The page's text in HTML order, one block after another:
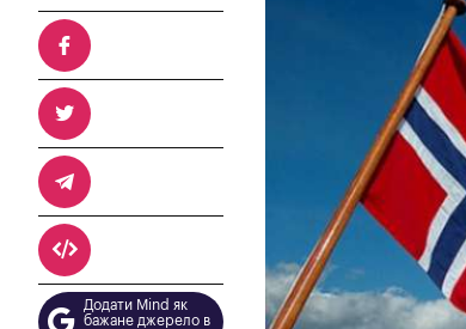
Додати Mind як
бажане джерело в